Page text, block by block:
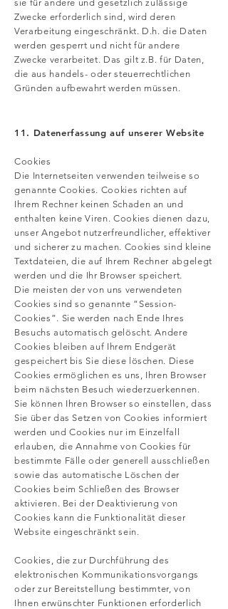
sie für andere und gesetzlich zulässige
Zwecke erforderlich sind, wird deren
Verarbeitung eingeschränkt. D.h. die Daten
werden gesperrt und nicht für andere
Zwecke verarbeitet. Das gilt z.B. für Daten,
die aus handels- oder steuerrechtlichen
Gründen aufbewahrt werden müssen.
11. Datenerfassung auf unserer Website
Cookies
Die Internetseiten verwenden teilweise so
genannte Cookies. Cookies richten auf
Ihrem Rechner keinen Schaden an und
enthalten keine Viren. Cookies dienen dazu,
unser Angebot nutzerfreundlicher, effektiver
und sicherer zu machen. Cookies sind kleine
Textdateien, die auf Ihrem Rechner abgelegt
werden und die Ihr Browser speichert.
Die meisten der von uns verwendeten
Cookies sind so genannte “Session-
Cookies”. Sie werden nach Ende Ihres
Besuchs automatisch gelöscht. Andere
Cookies bleiben auf Ihrem Endgerät
gespeichert bis Sie diese löschen. Diese
Cookies ermöglichen es uns, Ihren Browser
beim nächsten Besuch wiederzuerkennen.
Sie können Ihren Browser so einstellen, dass
Sie über das Setzen von Cookies informiert
werden und Cookies nur im Einzelfall
erlauben, die Annahme von Cookies für
bestimmte Fälle oder generell ausschließen
sowie das automatische Löschen der
Cookies beim Schließen des Browser
aktivieren. Bei der Deaktivierung von
Cookies kann die Funktionalität dieser
Website eingeschränkt sein.
Cookies, die zur Durchführung des
elektronischen Kommunikationsvorgangs
oder zur Bereitstellung bestimmter, von
Ihnen erwünschter Funktionen erforderlich